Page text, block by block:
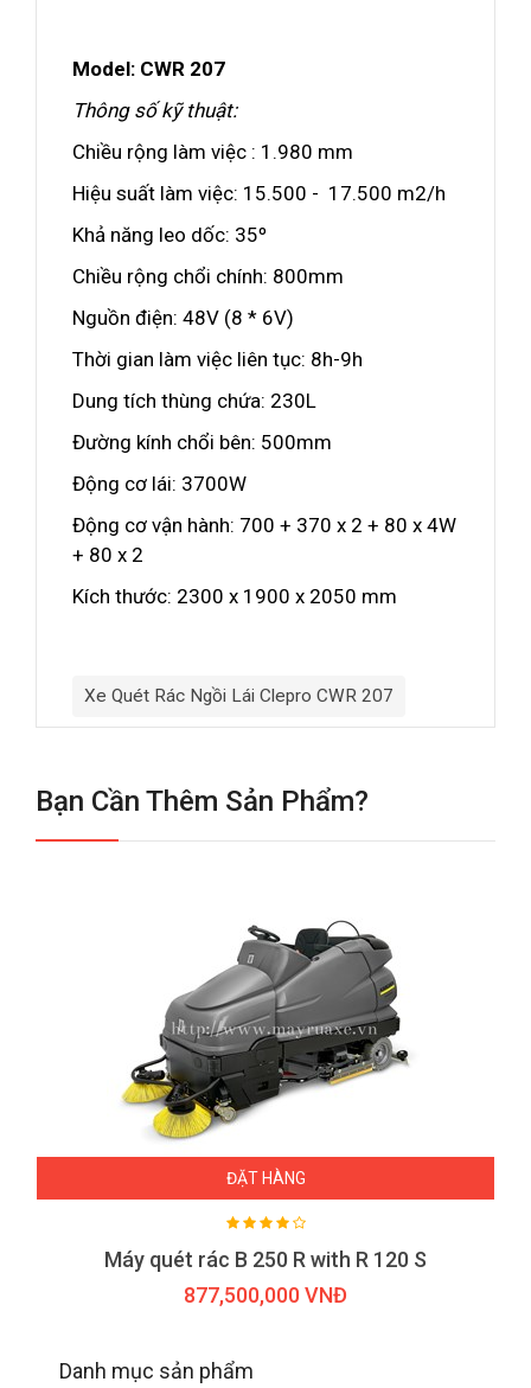
Model: CWR 207
Thông số kỹ thuật:
Chiều rộng làm việc : 1.980 mm
Hiệu suất làm việc: 15.500 - 17.500 m2/h
Khả năng leo dốc: 35º
Chiều rộng chổi chính: 800mm
Nguồn điện: 48V (8 * 6V)
Thời gian làm việc liên tục: 8h-9h
Dung tích thùng chứa: 230L
Đường kính chổi bên: 500mm
Động cơ lái: 3700W
Động cơ vận hành: 700 + 370 x 2 + 80 x 4W
+ 80 x 2
Kích thước: 2300 x 1900 x 2050 mm
Xe Quét Rác Ngồi Lái Clepro CWR 207
Bạn Cần Thêm Sản Phẩm?
ĐẶT HÀNG
Máy quét rác B 250 R with R 120 S
877,500,000 VNĐ
Danh mục sản phẩm